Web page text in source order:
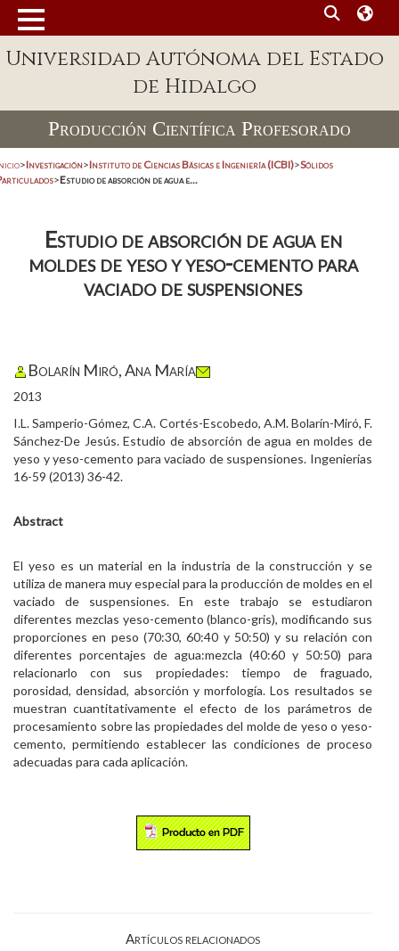
Universidad Autónoma del Estado
de Hidalgo
Producción Científica Profesorado
>Investigación>Instituto de Ciencias Básicas e Ingeniería (ICBI)>Sólidos
>Estudio de absorción de agua e...
Estudio de absorción de agua en
moldes de yeso y yeso-cemento para
vaciado de suspensiones
Bolarín Miró, Ana María
2013
I.L. Samperio-Gómez, C.A. Cortés-Escobedo, A.M. Bolarín-Miró, F.
Sánchez-De Jesús. Estudio de absorción de agua en moldes de
yeso y yeso-cemento para vaciado de suspensiones. Ingenierías
16-59 (2013) 36-42.
Abstract
El yeso es un material en la industria de la construcción y se
utiliza de manera muy especial para la producción de moldes en el
vaciado de suspensiones. En este trabajo se estudiaron
diferentes mezclas yeso-cemento (blanco-gris), modificando sus
proporciones en peso (70:30, 60:40 y 50:50) y su relación con
diferentes porcentajes de agua:mezcla (40:60 y 50:50) para
relacionarlo con sus propiedades: tiempo de fraguado,
porosidad, densidad, absorción y morfología. Los resultados se
muestran cuantitativamente el efecto de los parámetros de
procesamiento sobre las propiedades del molde de yeso o yeso-
cemento, permitiendo establecer las condiciones de proceso
adecuadas para cada aplicación.
Artículos relacionados